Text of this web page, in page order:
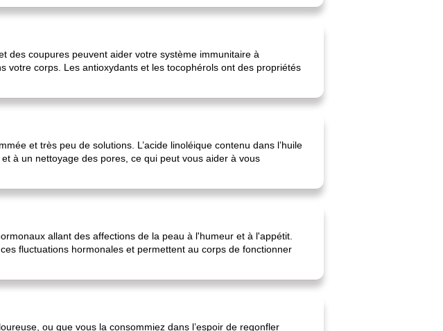
des coupures peuvent aider votre système immunitaire à
corps. Les antioxydants et les tocophérols ont des propriétés
et très peu de solutions. L’acide linoléique contenu dans l’huile
à un nettoyage des pores, ce qui peut vous aider à vous
allant des affections de la peau à l'humeur et à l'appétit.
fluctuations hormonales et permettent au corps de fonctionner
ou que vous la consommiez dans l’espoir de regonfler